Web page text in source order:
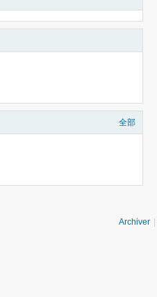
全部
Archiver